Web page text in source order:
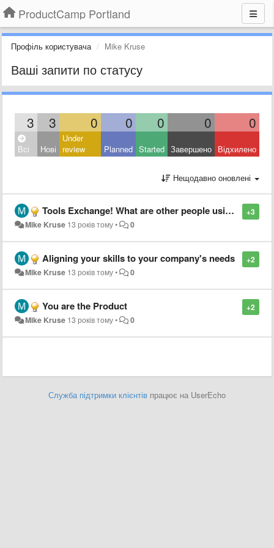
ProductCamp Portland
Профіль користувача Mike Kruse
Ваші запити по статусу
3 3 0 0 0 0 0
Всі Нові
Under
review
Planned Started Завершено Відхилено
Нещодавно оновлені
+3
Tools Exchange! What are other people using that I need to know about?
Mike Kruse 13 років тому• 0
+2
Aligning your skills to your company's needs
Mike Kruse 13 років тому• 0
+2
You are the Product
Mike Kruse 13 років тому• 0
Служба підтримки клієнтів працює на UserEcho